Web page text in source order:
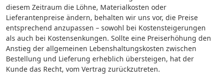
diesem Zeitraum die Löhne, Materialkosten oder
Lieferantenpreise ändern, behalten wir uns vor, die Preise
entsprechend anzupassen – sowohl bei Kostensteigerungen
als auch bei Kostensenkungen. Sollte eine Preiserhöhung den
Anstieg der allgemeinen Lebenshaltungskosten zwischen
Bestellung und Lieferung erheblich übersteigen, hat der
Kunde das Recht, vom Vertrag zurückzutreten.